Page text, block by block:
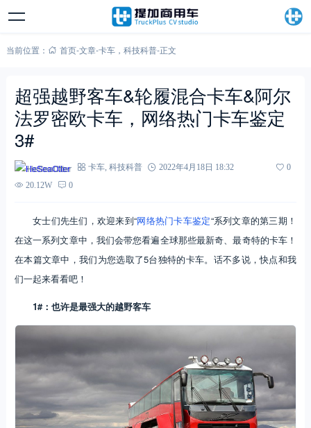
当前位置： 首页-文章-卡车， 科技科普-正文
超强越野客车&轮履混合卡车&阿尔
法罗密欧卡车，网络热门卡车鉴定
3#
HeSeaOtter 卡车, 科技科普 2022年4月18日 18:32
0
20.12W
0
女士们先生们，欢迎来到“网络热门卡车鉴定“系列文章的第三期！
在这一系列文章中，我们会带您看遍全球那些最新奇、最奇特的卡车！
在本篇文章中，我们为您选取了5台独特的卡车。话不多说，快点和我
们一起来看看吧！
1#：也许是最强大的越野客车